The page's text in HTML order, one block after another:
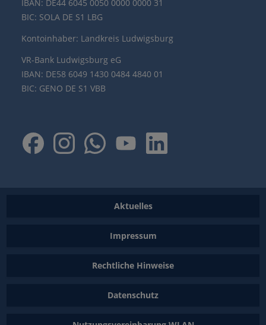
IBAN: DE44 6045 0050 0000 0000 31
BIC: SOLA DE S1 LBG
Kontoinhaber: Landkreis Ludwigsburg
VR-Bank Ludwigsburg eG
IBAN: DE58 6049 1430 0484 4840 01
BIC: GENO DE S1 VBB
Aktuelles
Impressum
Rechtliche Hinweise
Datenschutz